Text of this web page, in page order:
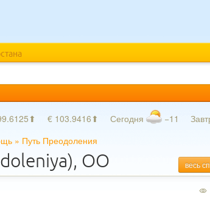
€ 103.9416⬆ Сегодня −11
» Путь Преодоления
весь
ОО